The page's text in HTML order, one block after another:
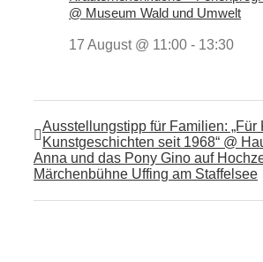
@ Museum Wald und Umwelt
17 August @ 11:00 - 13:30
Ausstellungstipp für Familien: „Für
Kunstgeschichten seit 1968“ @
Anna und das Pony Gino auf
Märchenbühne Uffing am Staffelsee